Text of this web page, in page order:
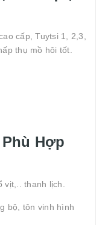
cấp, Tuytsi 1, 2,3,
thụ mồ hôi tốt.
Hợp
vịt,.. thanh lịch.
bộ, tôn vinh hình